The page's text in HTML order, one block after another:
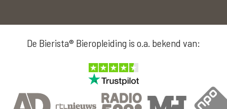
De Bierista® Bieropleiding is o.a. bekend van: